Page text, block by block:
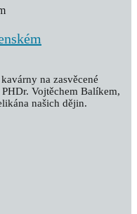
na zasvěcené
PHDr. Vojtěchem Balíkem,
našich dějin.